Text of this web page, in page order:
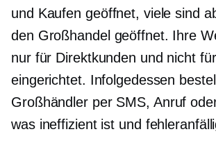
und Kaufen geöffnet, viele sind
den Großhandel geöffnet. Ihre
nur für Direktkunden und nicht
eingerichtet. Infolgedessen
Großhändler per SMS, Anruf
was ineffizient ist und